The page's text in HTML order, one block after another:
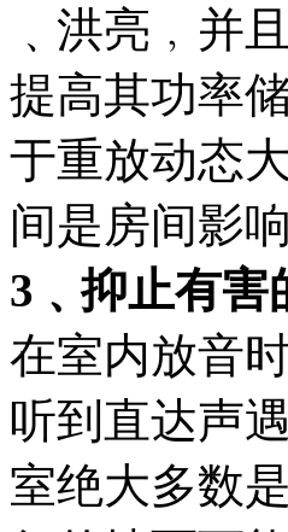
﹑洪亮﹐并
提高其功率
于重放动态
间是房间影响
3﹑抑止有害
在室内放音
听到直达声
室绝大多数